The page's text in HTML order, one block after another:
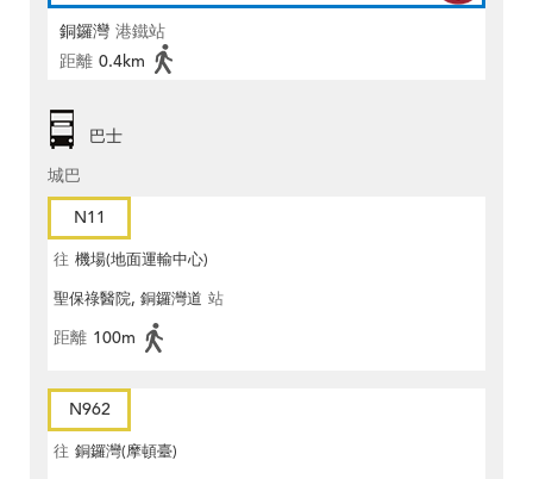
銅鑼灣 港鐵站
距離 0.4km
巴士
城巴
N11
往 機場(地面運輸中心)
聖保祿醫院, 銅鑼灣道 站
距離 100m
N962
往 銅鑼灣(摩頓臺)